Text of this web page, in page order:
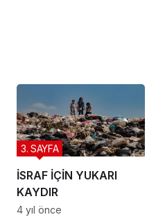
İSRAF İÇİN YUKARI
KAYDIR
3. SAYFA
4 yıl önce